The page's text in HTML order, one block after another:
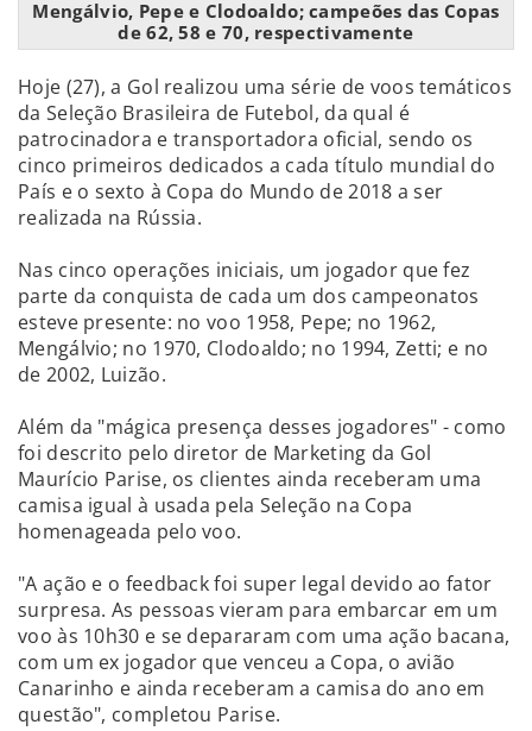
Mengálvio, Pepe e Clodoaldo; campeões das Copas
de 62, 58 e 70, respectivamente
Hoje (27), a Gol realizou uma série de voos temáticos
da Seleção Brasileira de Futebol, da qual é
patrocinadora e transportadora oficial, sendo os
cinco primeiros dedicados a cada título mundial do
País e o sexto à Copa do Mundo de 2018 a ser
realizada na Rússia.
Nas cinco operações iniciais, um jogador que fez
parte da conquista de cada um dos campeonatos
esteve presente: no voo 1958, Pepe; no 1962,
Mengálvio; no 1970, Clodoaldo; no 1994, Zetti; e no
de 2002, Luizão.
Além da "mágica presença desses jogadores" - como
foi descrito pelo diretor de Marketing da Gol
Maurício Parise, os clientes ainda receberam uma
camisa igual à usada pela Seleção na Copa
homenageada pelo voo.
"A ação e o feedback foi super legal devido ao fator
surpresa. As pessoas vieram para embarcar em um
voo às 10h30 e se depararam com uma ação bacana,
com um ex jogador que venceu a Copa, o avião
Canarinho e ainda receberam a camisa do ano em
questão", completou Parise.